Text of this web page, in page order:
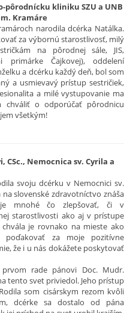
pôrodnícku kliniku SZU a UNB
Kramáre
narodila dcérka Natálka.
za výbornú starostlivosť, milý
na pôrodnej sále, JIS,
primárke Čajkovej), oddelení
a dcérku každý deň, bol som
a usmievavý prístup sestričiek,
a milé vystupovanie ma
chváliť o odporúčať pôrodnicu
všetkým!
CSc., Nemocnica sv. Cyrila a
svoju dcérku v Nemocnici sv.
slovenské zdravotníctvo znáša
je mnohé čo zlepšovať, či v
starostlivosti ako aj v prístupe
je rovnako na mieste ako
za moje pozitívne
že i u nás dokážete poskytovať
rade pánovi Doc. Mudr.
tento svet priviedol. Jeho prístup
som cisárskym rezom kvôli
dcérke sa dostalo od pána